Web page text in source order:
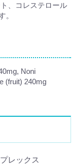
、コレステロール
。
Noni
(fruit) 240mg
レックス